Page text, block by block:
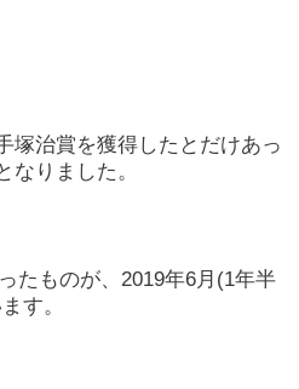
塚治賞を獲得したとだけあっ
なりました。
たものが、2019年6月(1年半
す。